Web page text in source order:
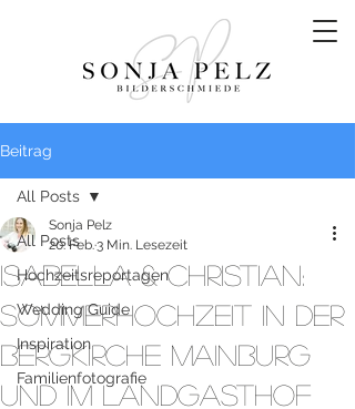
Beitrag
All Posts
Hochzeitsreportagen
Wedding Guide
Inspiration
Familienfotografie
All Posts
Isabella & Christian:
Sommerhochzeit in der
Bergkirche Mainburg
und im Landgasthof
Sonja Pelz
20. Feb.3 Min. Lesezeit